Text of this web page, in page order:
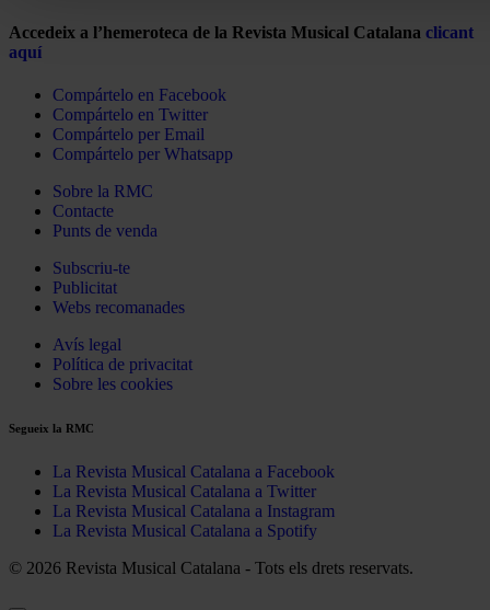
Accedeix a l’hemeroteca de la Revista Musical Catalana clicant
aquí
Compártelo en Facebook
Compártelo en Twitter
Compártelo per Email
Compártelo per Whatsapp
Sobre la RMC
Contacte
Punts de venda
Subscriu-te
Publicitat
Webs recomanades
Avís legal
Política de privacitat
Sobre les cookies
Segueix la RMC
La Revista Musical Catalana a Facebook
La Revista Musical Catalana a Twitter
La Revista Musical Catalana a Instagram
La Revista Musical Catalana a Spotify
© 2026 Revista Musical Catalana - Tots els drets reservats.